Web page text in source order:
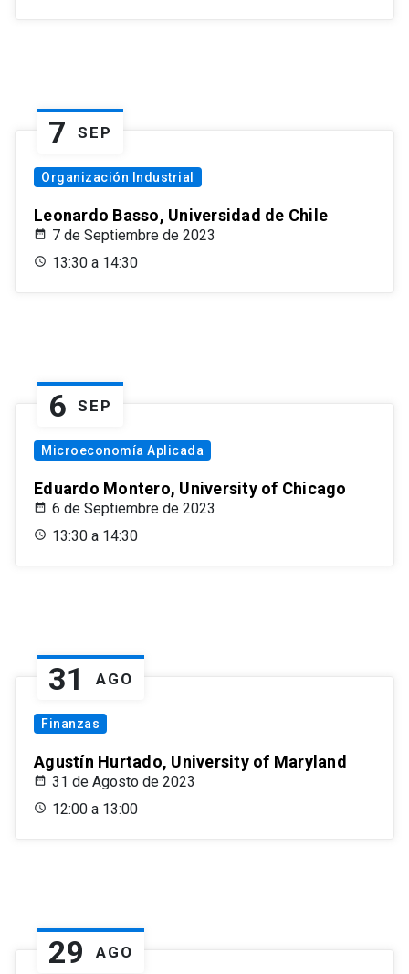
7 SEP
Organización Industrial
Leonardo Basso, Universidad de Chile
7 de Septiembre de 2023
13:30 a 14:30
6 SEP
Microeconomía Aplicada
Eduardo Montero, University of Chicago
6 de Septiembre de 2023
13:30 a 14:30
31 AGO
Finanzas
Agustín Hurtado, University of Maryland
31 de Agosto de 2023
12:00 a 13:00
29 AGO